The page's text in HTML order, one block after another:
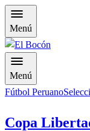
Menú
Menú
Fútbol Peruano
Copa